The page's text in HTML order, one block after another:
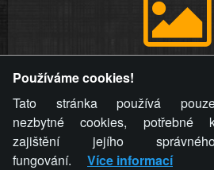
videa a komentáře. Osoba, které se
stránky týče, ani osoba, která
stránku, nemůže z důvodu
komentáře pro výše uvedenou
provozovateli stránky žádný nárok
nemajetkové
Používáme cookies!
Tato stránka používá
nezbytné cookies, potřebné
zajištění jejího
fungování.
Více informací